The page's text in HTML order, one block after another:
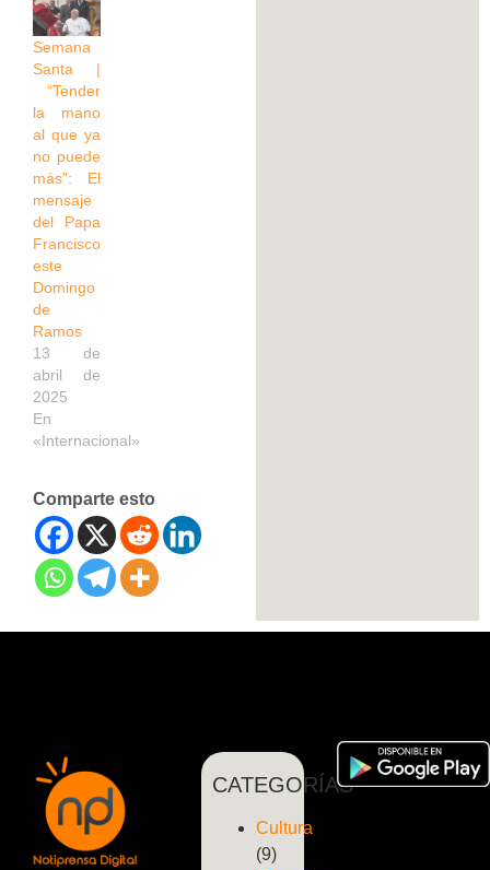
Semana
Santa |
“Tender
la mano
al que ya
no puede
más”: El
mensaje
del Papa
Francisco
este
Domingo
de
Ramos
13 de
abril de
2025
En
«Internacional»
Comparte esto
CATEGORÍAS
Cultura
(9)